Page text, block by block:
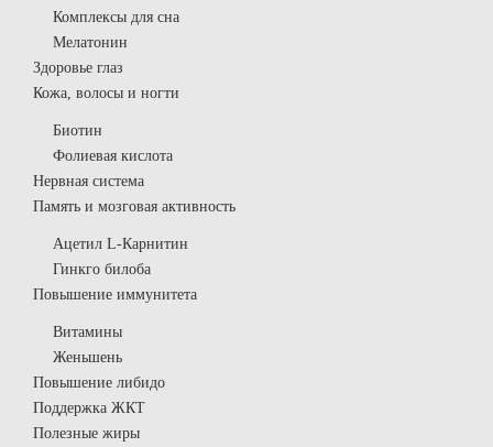
Комплексы для сна
Мелатонин
Здоровье глаз
Кожа, волосы и ногти
Биотин
Фолиевая кислота
Нервная система
Память и мозговая активность
Ацетил L-Карнитин
Гинкго билоба
Повышение иммунитета
Витамины
Женьшень
Повышение либидо
Поддержка ЖКТ
Полезные жиры